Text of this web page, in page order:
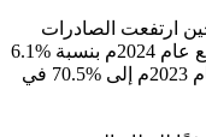
لعام 2024 ارتفاعاً في الصادرات غير البترولية (شاملة إعادة التصدير) بنسبة %17.3 مقارنةً بالربع الرابع من عام 2023م، في حين ارتفعت الصادرات
الوطنية غير البترولية (باستثناء إعادة التصدير) بنسبة %8.2، فيما ارتفعت قيمة السلع المعاد تصديرها إلى ما نسبته %47.3 في نفس الفترة. وقد انخفضت الصادرات السلعية في الربع الرابع عام 2024م بنسبة %6.1
عن الربع الرابع عام 2023م؛ وذلك نتيجةً لانخفاض الصادرات البترولية بنسبة %13.3، كما انخفضت نسبة الصادرات البترولية من مجموع الصادرات الكلي من %76.4 في الربع الرابع من عام 2023م إلى %70.5 في